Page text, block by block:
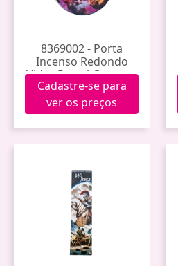
8369002 - Porta
Incenso Redondo
Vidro Portal Gnomos
Cadastre-se para
ver os preços